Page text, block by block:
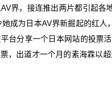
界，接连推出两片都引起各
成为日本AV界新掘起的红人
台分享一个日本网站的投票
，出道才一个月的素海霖以